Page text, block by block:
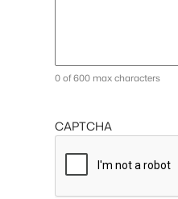
0 of 600 max characters
CAPTCHA